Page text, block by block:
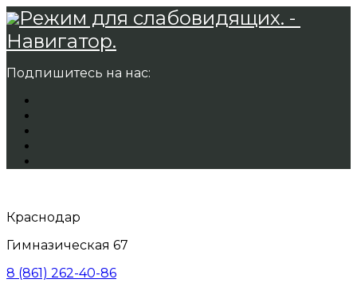
Режим для слабовидящих. -
Навигатор.
Подпишитесь на нас:
Краснодар
Гимназическая 67
8 (861) 262-40-86